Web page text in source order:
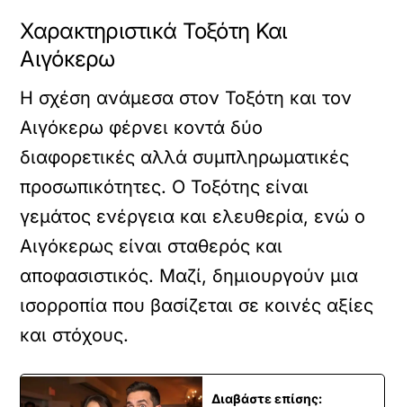
Χαρακτηριστικά Τοξότη Και
Αιγόκερω
Η σχέση ανάμεσα στον Τοξότη και τον
Αιγόκερω φέρνει κοντά δύο
διαφορετικές αλλά συμπληρωματικές
προσωπικότητες. Ο Τοξότης είναι
γεμάτος ενέργεια και ελευθερία, ενώ ο
Αιγόκερως είναι σταθερός και
αποφασιστικός. Μαζί, δημιουργούν μια
ισορροπία που βασίζεται σε κοινές αξίες
και στόχους.
Διαβάστε επίσης: